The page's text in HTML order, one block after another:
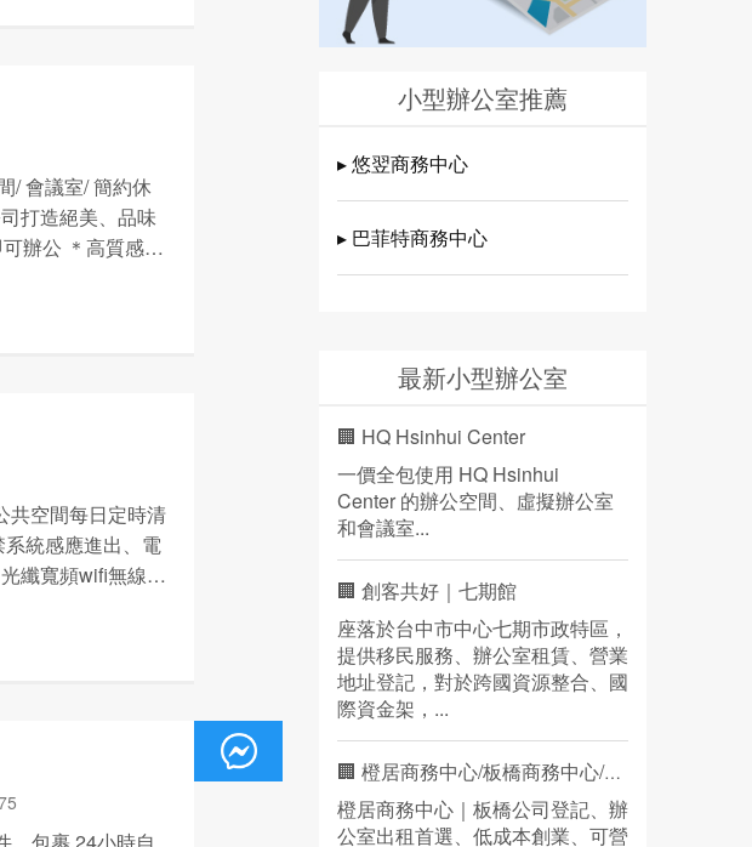
/ 會議室/ 簡約休
打造絕美、品味
辦公 ＊高質感設
共空間每日定時清
統感應進出、電
纖寬頻wifi無線網
小型辦公室推薦
▸ 悠翌商務中心
▸ 巴菲特商務中心
最新小型辦公室
🏢 HQ Hsinhui Center
一價全包使用 HQ Hsinhui
Center 的辦公空間、虛擬辦公室
和會議室...
🏢 創客共好｜七期館
座落於台中市中心七期市政特區，
提供移民服務、辦公室租賃、營業
地址登記，對於跨國資源整合、國
際資金架，...
🏢 橙居商務中心/板橋商務中心/營業登記
橙居商務中心｜板橋公司登記、辦
公室出租首選、低成本創業、可營